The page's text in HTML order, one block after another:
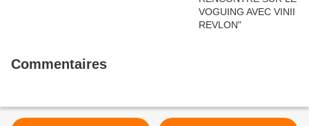
Commentaires